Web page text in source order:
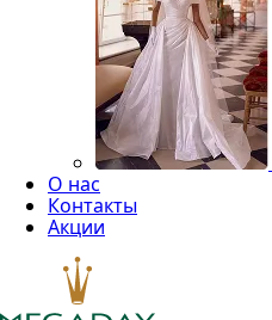
О нас
Контакты
Акции